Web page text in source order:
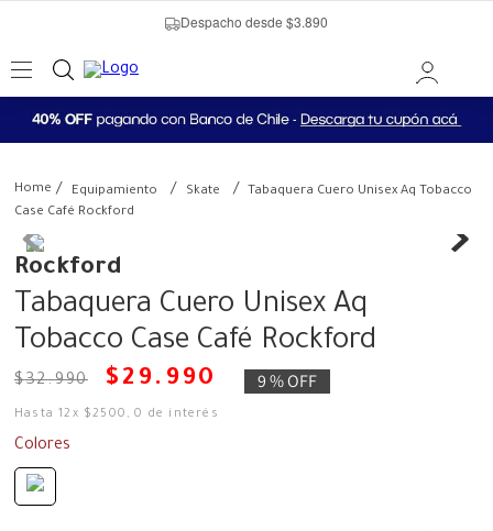
Despacho desde $3.890
Equipamiento Skate
Tabaquera Cuero Unisex Aq Tobacco
Case Café Rockford
Rockford
Tabaquera Cuero Unisex Aq
Tobacco Case Café Rockford
$32.990 $ 29 . 990 9 %OFF
Hasta12 x $2500 ,0 de interés
Colores